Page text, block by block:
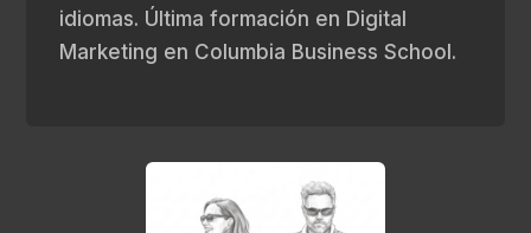
idiomas. Última formación en Digital
Marketing en Columbia Business School.